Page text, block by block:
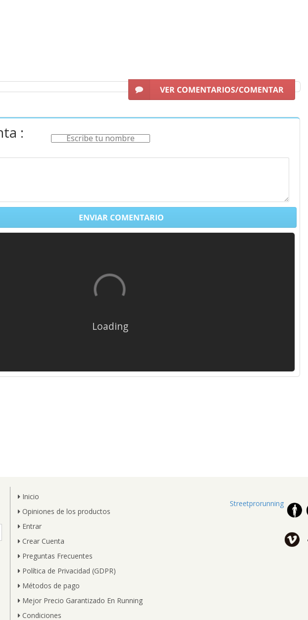
VER COMENTARIOS/COMENTAR
:
ENVIAR COMENTARIO
Loading
Inicio
Opiniones de los productos
Entrar
Crear Cuenta
Preguntas Frecuentes
Política de Privacidad (GDPR)
Métodos de pago
Mejor Precio Garantizado En Running
Condiciones
Streetprorunning